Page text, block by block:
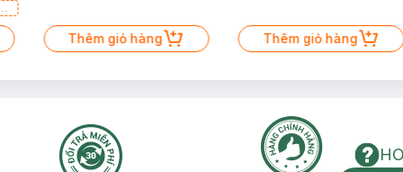
Thêm giỏ hàng Thêm giỏ hàng